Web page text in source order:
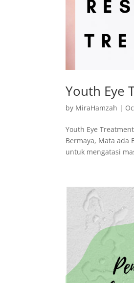
Youth Eye
by MiraHamzah |
Youth Eye
Bermaya, Mata ada
untuk mengatasi